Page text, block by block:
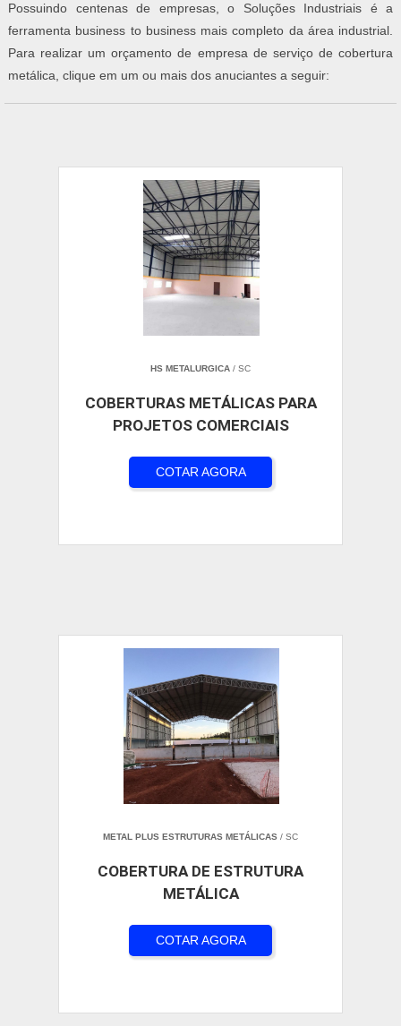
Possuindo centenas de empresas, o Soluções Industriais é a
ferramenta business to business mais completo da área industrial.
Para realizar um orçamento de empresa de serviço de cobertura
metálica, clique em um ou mais dos anuciantes a seguir:
HS METALURGICA / SC
COBERTURAS METÁLICAS PARA
PROJETOS COMERCIAIS
COTAR AGORA
METAL PLUS ESTRUTURAS METÁLICAS / SC
COBERTURA DE ESTRUTURA
METÁLICA
COTAR AGORA